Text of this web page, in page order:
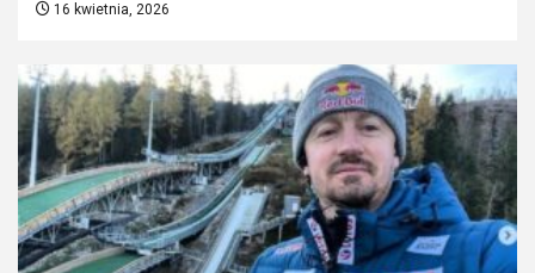
16 kwietnia, 2026